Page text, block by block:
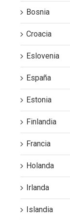
Bosnia
Croacia
Eslovenia
España
Estonia
Finlandia
Francia
Holanda
Irlanda
Islandia